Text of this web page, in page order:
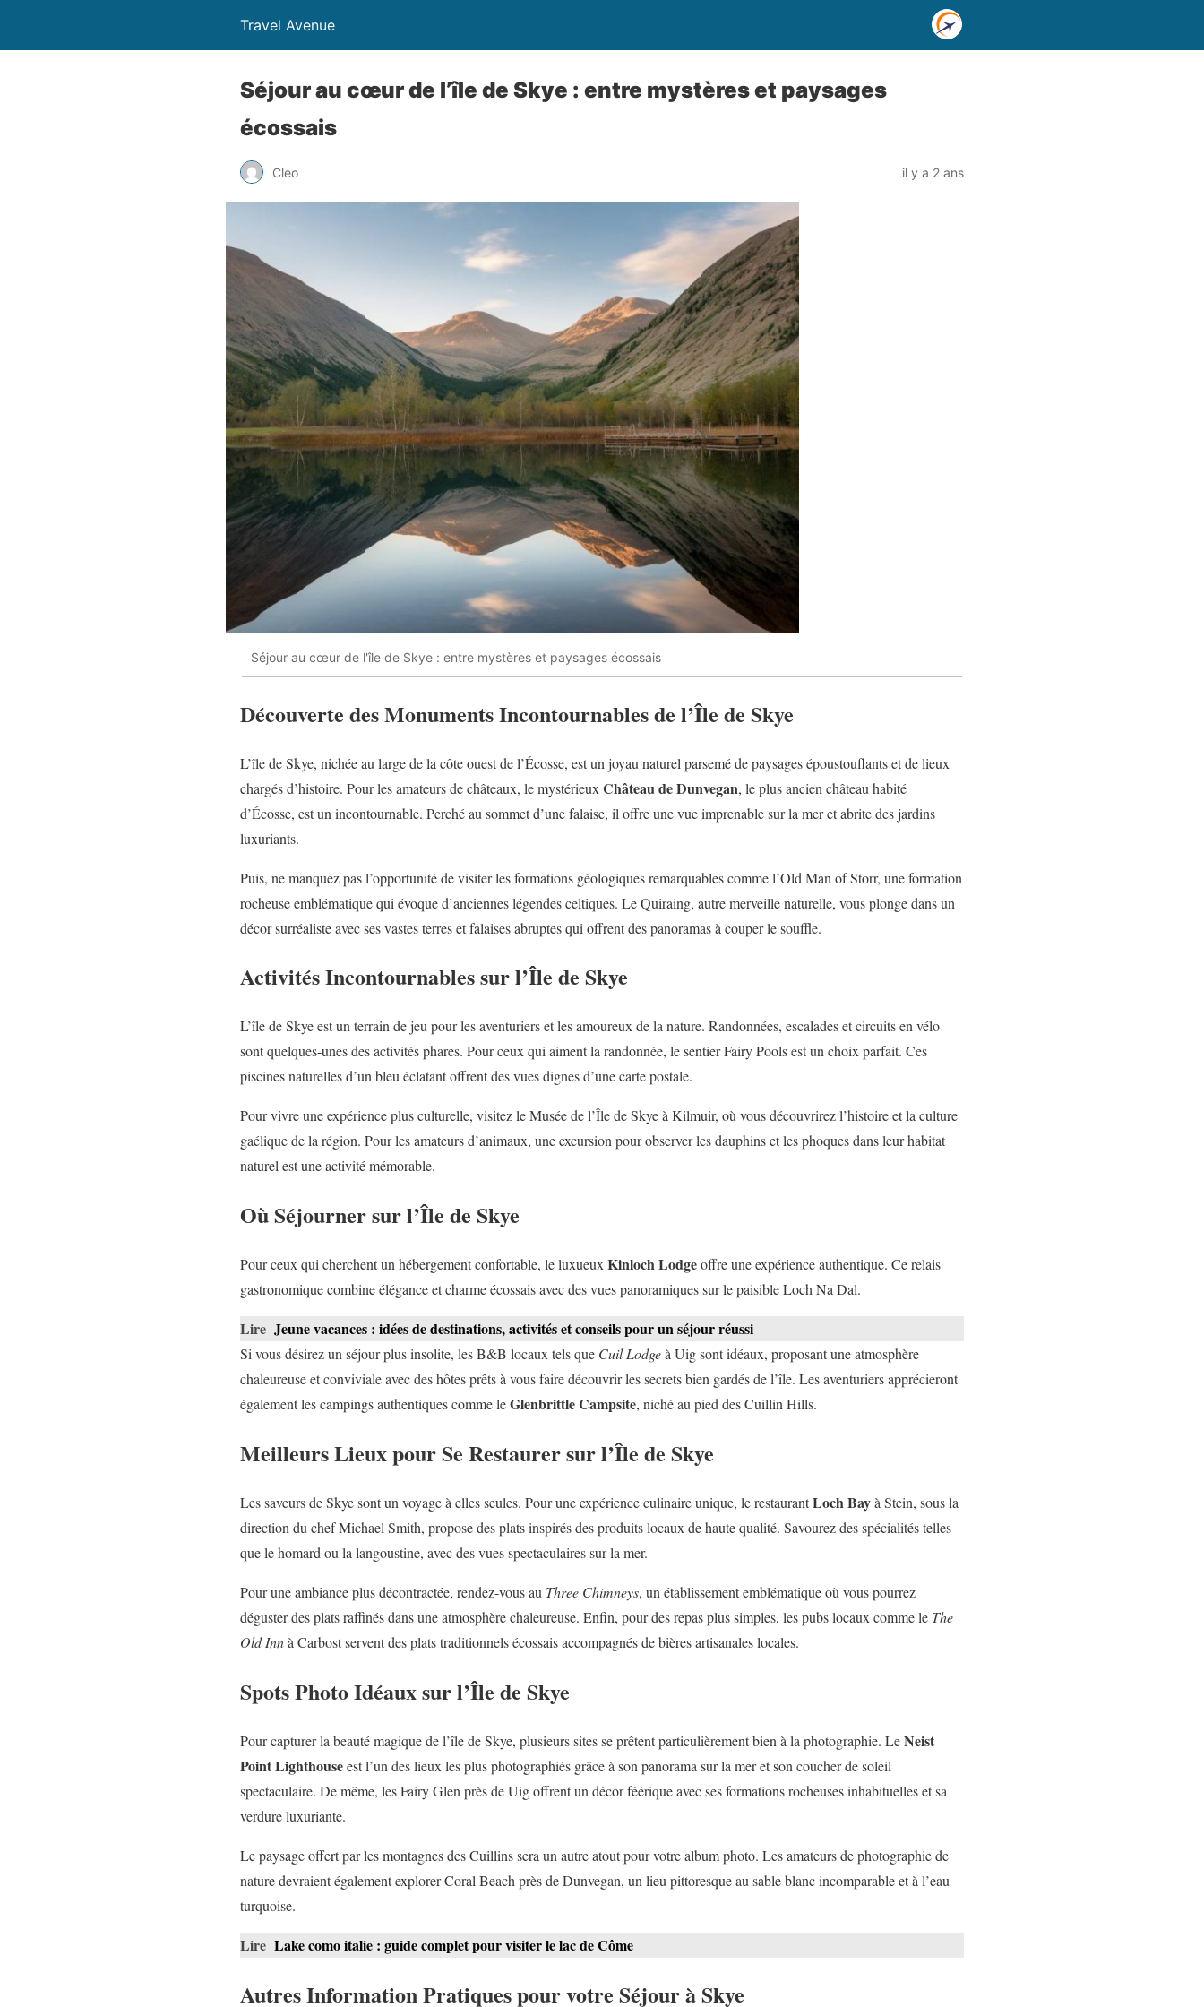
Travel Avenue
Séjour au cœur de l’île de Skye : entre mystères et paysages
écossais
Cleo il y a 2 ans
Séjour au cœur de l'île de Skye : entre mystères et paysages écossais
Découverte des Monuments Incontournables de l’Île de Skye
L’île de Skye, nichée au large de la côte ouest de l’Écosse, est un joyau naturel parsemé de paysages époustouflants et de lieux
chargés d’histoire. Pour les amateurs de châteaux, le mystérieux Château de Dunvegan, le plus ancien château habité
d’Écosse, est un incontournable. Perché au sommet d’une falaise, il offre une vue imprenable sur la mer et abrite des jardins
luxuriants.
Puis, ne manquez pas l’opportunité de visiter les formations géologiques remarquables comme l’Old Man of Storr, une formation
rocheuse emblématique qui évoque d’anciennes légendes celtiques. Le Quiraing, autre merveille naturelle, vous plonge dans un
décor surréaliste avec ses vastes terres et falaises abruptes qui offrent des panoramas à couper le souffle.
Activités Incontournables sur l’Île de Skye
L’île de Skye est un terrain de jeu pour les aventuriers et les amoureux de la nature. Randonnées, escalades et circuits en vélo
sont quelques-unes des activités phares. Pour ceux qui aiment la randonnée, le sentier Fairy Pools est un choix parfait. Ces
piscines naturelles d’un bleu éclatant offrent des vues dignes d’une carte postale.
Pour vivre une expérience plus culturelle, visitez le Musée de l’Île de Skye à Kilmuir, où vous découvrirez l’histoire et la culture
gaélique de la région. Pour les amateurs d’animaux, une excursion pour observer les dauphins et les phoques dans leur habitat
naturel est une activité mémorable.
Où Séjourner sur l’Île de Skye
Pour ceux qui cherchent un hébergement confortable, le luxueux Kinloch Lodgeoffre une expérience authentique. Ce relais
gastronomique combine élégance et charme écossais avec des vues panoramiques sur le paisible Loch Na Dal.
Lire Jeune vacances : idées de destinations, activités et conseils pour un séjour réussi
Si vous désirez un séjour plus insolite, les B&B locaux tels que Cuil Lodgeà Uig sont idéaux, proposant une atmosphère
chaleureuse et conviviale avec des hôtes prêts à vous faire découvrir les secrets bien gardés de l’île. Les aventuriers apprécieront
également les campings authentiques comme leGlenbrittle Campsite, niché au pied des Cuillin Hills.
Meilleurs Lieux pour Se Restaurer sur l’Île de Skye
Les saveurs de Skye sont un voyage à elles seules. Pour une expérience culinaire unique, le restaurantLoch Bayà Stein, sous la
direction du chef Michael Smith, propose des plats inspirés des produits locaux de haute qualité. Savourez des spécialités telles
que le homard ou la langoustine, avec des vues spectaculaires sur la mer.
Pour une ambiance plus décontractée, rendez-vous au Three Chimneys, un établissement emblématique où vous pourrez
déguster des plats raffinés dans une atmosphère chaleureuse. Enfin, pour des repas plus simples, les pubs locaux comme le The
Old Innà Carbost servent des plats traditionnels écossais accompagnés de bières artisanales locales.
Spots Photo Idéaux sur l’Île de Skye
Pour capturer la beauté magique de l’île de Skye, plusieurs sites se prêtent particulièrement bien à la photographie. LeNeist
Point Lighthouseest l’un des lieux les plus photographiés grâce à son panorama sur la mer et son coucher de soleil
spectaculaire. De même, les Fairy Glen près de Uig offrent un décor féérique avec ses formations rocheuses inhabituelles et sa
verdure luxuriante.
Le paysage offert par les montagnes des Cuillins sera un autre atout pour votre album photo. Les amateurs de photographie de
nature devraient également explorer Coral Beach près de Dunvegan, un lieu pittoresque au sable blanc incomparable et à l’eau
turquoise.
Lire Lake como italie : guide complet pour visiter le lac de Côme
Autres Information Pratiques pour votre Séjour à Skye